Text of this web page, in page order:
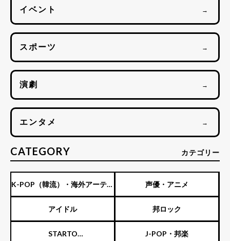
イベント →
スポーツ →
演劇 →
エンタメ →
CATEGORY カテゴリー
K-POP（韓流）・海外アーティ
スト
声優・アニメ
アイドル 邦ロック
STARTO J-POP・邦楽